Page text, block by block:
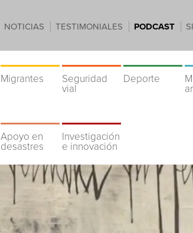
NOTICIAS TESTIMONIALES PODCAST
Migrantes
Seguridad
vial
Deporte
Apoyo en
desastres
Investigación
e innovación